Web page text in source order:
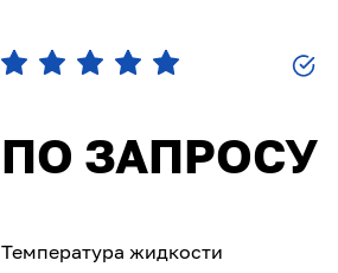
ПО ЗАПРОСУ
Температура жидкости